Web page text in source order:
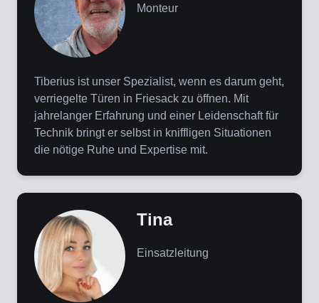
Monteur
Tiberius ist unser Spezialist, wenn es darum geht,
verriegelte Türen in Friesack zu öffnen. Mit
jahrelanger Erfahrung und einer Leidenschaft für
Technik bringt er selbst in kniffligen Situationen
die nötige Ruhe und Expertise mit.
Tina
Einsatzleitung